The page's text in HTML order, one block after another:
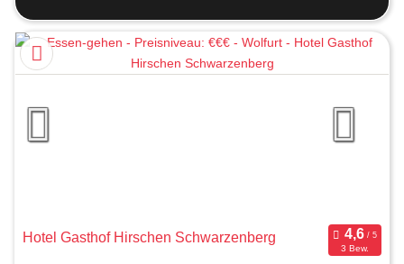
Hotel Gasthof Hirschen Schwarzenberg
3 Bew.